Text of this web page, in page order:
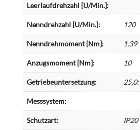
Leerlaufdrehzahl [U/Min.]:
Nenndrehzahl [U/Min.]: 120
Nenndrehmoment [Nm]: 1,39
Anzugsmoment [Nm]: 10
Getriebeuntersetzung:
Messsystem:
Schutzart: IP20